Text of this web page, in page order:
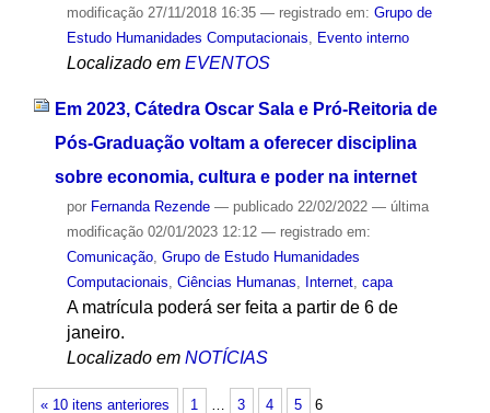
modificação27/11/2018 16:35 — registrado em: Grupo de
Estudo Humanidades Computacionais
Evento interno
Localizado em EVENTOS
Em 2023, Cátedra Oscar Sala e Pró-Reitoria de
Pós-Graduação voltam a oferecer disciplina
sobre economia, cultura e poder na internet
por Fernanda Rezende — publicado22/02/2022 — última
modificação02/01/2023 12:12 — registrado em:
Comunicação, Grupo de Estudo Humanidades
Computacionais, Ciências Humanas, Internet, capa
A matrícula poderá ser feita a partir de 6 de
janeiro.
Localizado em NOTÍCIAS
« 10 itens anteriores 1 3 4 5 6